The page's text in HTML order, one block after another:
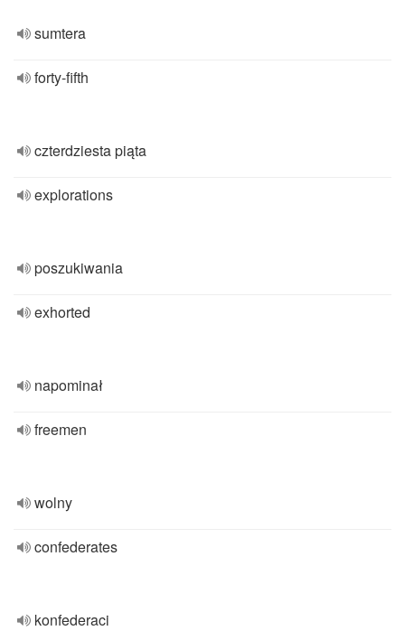
sumtera
forty-fifth
czterdziesta piąta
explorations
poszukiwania
exhorted
napominał
freemen
wolny
confederates
konfederaci